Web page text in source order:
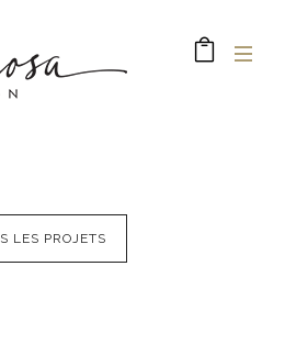
LES PROJETS